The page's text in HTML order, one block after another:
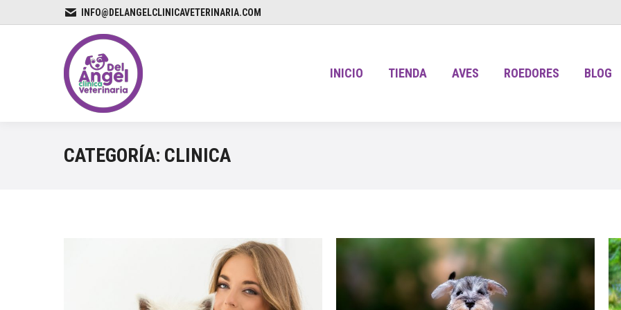
INFO@DELANGELCLINICAVETERINARIA.COM
INICIO TIENDA AVES ROEDORES BLOG
CATEGORÍA: CLINICA